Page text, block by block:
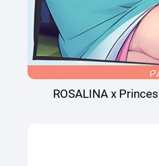
ROSALINA x